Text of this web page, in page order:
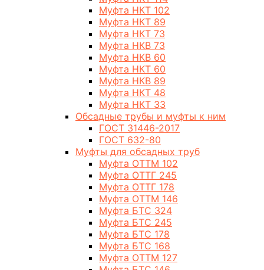
Муфта НКТ 102
Муфта НКТ 89
Муфта НКТ 73
Муфта НКВ 73
Муфта НКВ 60
Муфта НКТ 60
Муфта НКВ 89
Муфта НКТ 48
Муфта НКТ 33
Обсадные трубы и муфты к ним
ГОСТ 31446-2017
ГОСТ 632-80
Муфты для обсадных труб
Муфта ОТТМ 102
Муфта ОТТГ 245
Муфта ОТТГ 178
Муфта ОТТМ 146
Муфта БТС 324
Муфта БТС 245
Муфта БТС 178
Муфта БТС 168
Муфта ОТТМ 127